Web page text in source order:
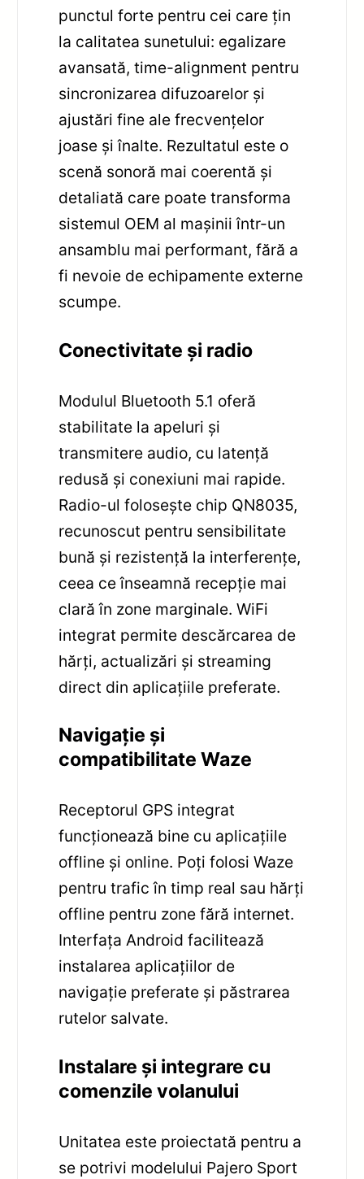
punctul forte pentru cei care țin
la calitatea sunetului: egalizare
avansată, time-alignment pentru
sincronizarea difuzoarelor și
ajustări fine ale frecvențelor
joase și înalte. Rezultatul este o
scenă sonoră mai coerentă și
detaliată care poate transforma
sistemul OEM al mașinii într-un
ansamblu mai performant, fără a
fi nevoie de echipamente externe
scumpe.
Conectivitate și radio
Modulul Bluetooth 5.1 oferă
stabilitate la apeluri și
transmitere audio, cu latență
redusă și conexiuni mai rapide.
Radio-ul folosește chip QN8035,
recunoscut pentru sensibilitate
bună și rezistență la interferențe,
ceea ce înseamnă recepție mai
clară în zone marginale. WiFi
integrat permite descărcarea de
hărți, actualizări și streaming
direct din aplicațiile preferate.
Navigație și
compatibilitate Waze
Receptorul GPS integrat
funcționează bine cu aplicațiile
offline și online. Poți folosi Waze
pentru trafic în timp real sau hărți
offline pentru zone fără internet.
Interfața Android facilitează
instalarea aplicațiilor de
navigație preferate și păstrarea
rutelor salvate.
Instalare și integrare cu
comenzile volanului
Unitatea este proiectată pentru a
se potrivi modelului Pajero Sport